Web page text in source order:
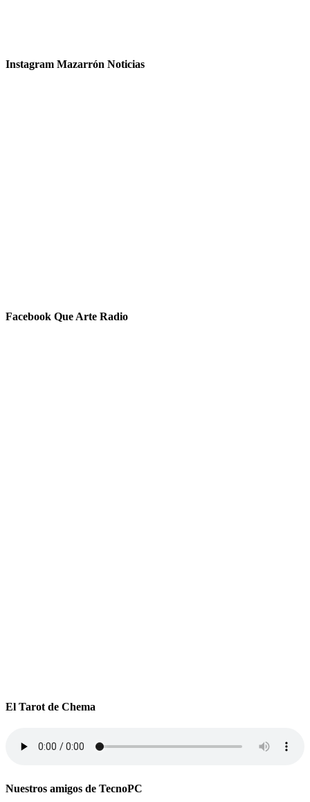
Instagram Mazarrón Noticias
Facebook Que Arte Radio
El Tarot de Chema
Nuestros amigos de TecnoPC